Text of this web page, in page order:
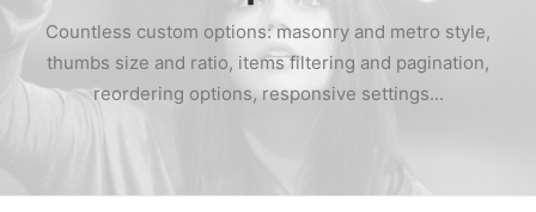
POPTÁVKA DOPRAVY
Countless custom options: masonry and metro style,
thumbs size and ratio, items filtering and pagination,
reordering options, responsive settings...